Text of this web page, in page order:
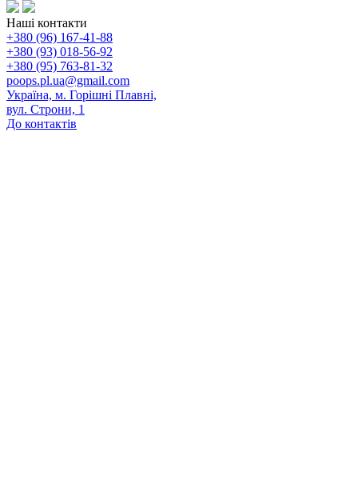
Наші контакти
+380 (96) 167-41-88
+380 (93) 018-56-92
+380 (95) 763-81-32
poops.pl.ua@gmail.com
Україна, м. Горішні Плавні,
вул. Строни, 1
До контактів